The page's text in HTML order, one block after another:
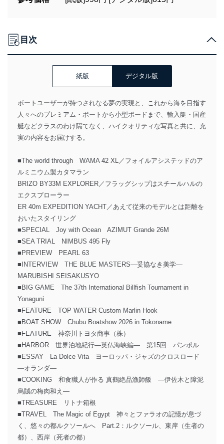
目次
紙版 デジタル版
ボートユーザーが持つされなる夢の実現と、これから海を目指す
人々へのプレミアム・ボートから小型ボードまで、輸入艇・国産
艇などクラスのわけ隔てなく、ハイクオリティな写真と共に、充
実の内容をお届けする。
■The world through WAMA 42 XL／フォイルアシステッドのア
ルミニウム製カタマラン
BRIZO BY33M EXPLORER／フラッグシップはスチールハルの
エクスプローラー
ER 40m EXPEDITION YACHT／あえて従来のモデルとは距離を
おいたスタイリング
■SPECIAL Joy with Ocean AZIMUT Grande 26M
■SEA TRIAL NIMBUS 495 Fly
■PREVIEW PEARL 63
■INTERVIEW THE BLUE MASTERS―妥協なき美学―
MARUBISHI SEISAKUSYO
■BIG GAME The 37th International Billfish Tournament in
Yonaguni
■FEATURE TOP WATER Custom Marlin Hook
■BOAT SHOW Chubu Boatshow 2026 in Tokoname
■FEATURE 神奈川トヨタ商事（株）
■HARBOR 世界泊地紀行―英仏海峡編― 第15回 パンポル
■ESSAY La Dolce Vita ヨーロッパ・ジャズのクロスロード
―オランダ―
■COOKING 和食職人が作る 真鶴絶品漁師飯 ―伊佐木と障泥
烏賊の梅肉和え―
■TREASURE リトナ箱根
■TRAVEL The Magic of Egypt 神々とファラオの記憶が息づ
く、悠々の都ルクソールへ Part.2：ルクソール、東岸（生者の
都）、西岸（死者の都）